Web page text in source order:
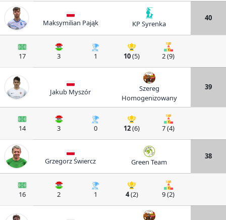
Maksymilian Pająk KP Syrenka
40
17 3 1 10(5) 2 (9)
Jakub Myszór
Szereg
Homogenizowany
39
14 3 0 12(6) 7 (4)
Grzegorz Świercz Green Team
38
16 2 1 4(2) 9 (2)